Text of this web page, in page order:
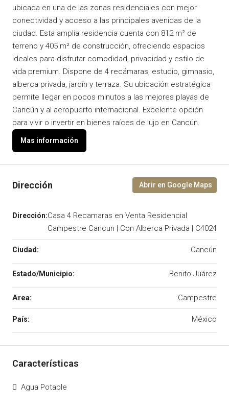
ubicada en una de las zonas residenciales con mejor
conectividad y acceso a las principales avenidas de la
ciudad. Esta amplia residencia cuenta con 812 m² de
terreno y 405 m² de construcción, ofreciendo espacios
ideales para disfrutar comodidad, privacidad y estilo de
vida premium. Dispone de 4 recámaras, estudio, gimnasio,
alberca privada, jardín y terraza. Su ubicación estratégica
permite llegar en pocos minutos a las mejores playas de
Cancún y al aeropuerto internacional. Excelente opción
para vivir o invertir en bienes raíces de lujo en Cancún.
Casa 4 Recamaras en Venta Residencial
Campestre Cancun | Con Alberca Privada | C4024
Cancún
Benito Juárez
Area: Campestre
México
Agua Potable